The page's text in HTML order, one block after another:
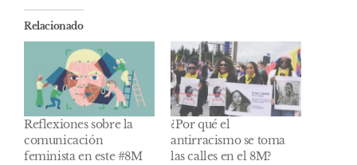
Relacionado
Reflexiones sobre la
comunicación
feminista en este #8M
¿Por qué el
antirracismo se toma
las calles en el 8M?